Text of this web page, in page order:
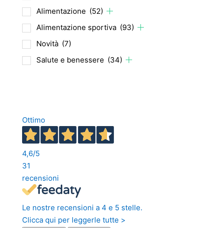
Alimentazione (52)
Alimentazione sportiva (93)
Novità (7)
Salute e benessere (34)
Ottimo
4,6/5
31
recensioni
Le nostre recensioni a 4 e 5 stelle.
Clicca qui per leggerle tutte >